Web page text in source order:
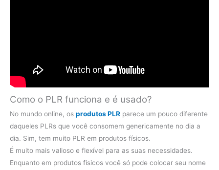
Como o PLR funciona e é usado?
No mundo online, os produtos PLR parece um pouco diferente
daqueles PLRs que você consomem genericamente no dia a
dia. Sim, tem muito PLR em produtos físicos.
É muito mais valioso e flexível para as suas necessidades.
Enquanto em produtos físicos você só pode colocar seu nome